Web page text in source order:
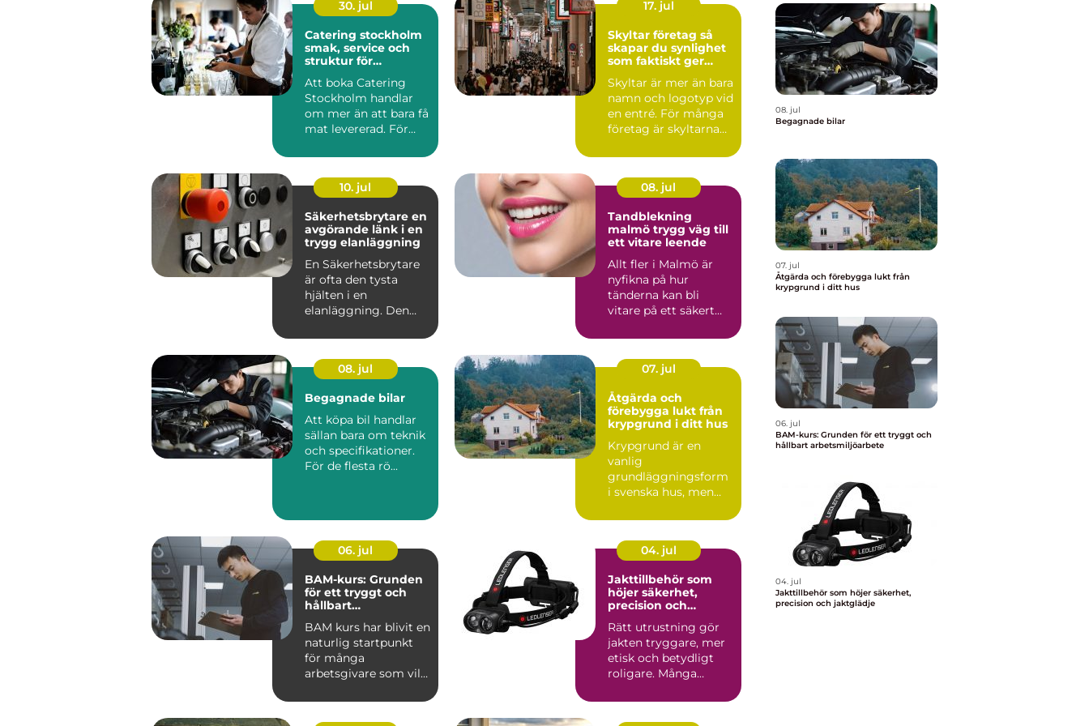
30. jul
Catering stockholm
smak, service och
struktur för
Att boka Catering
Stockholm handlar
om mer än att bara få
mat levererad. För
röda...
17. jul
Skyltar företag så
skapar du synlighet
som faktiskt ger
Skyltar är mer än bara
namn och logotyp vid
en entré. För många
företag är skyltarna
10. jul
Säkerhetsbrytare en
avgörande länk i en
trygg elanläggning
En Säkerhetsbrytare
är ofta den tysta
hjälten i en
elanläggning. Den
vardagen, men nä...
08. jul
Tandblekning
malmö trygg väg till
ett vitare leende
Allt fler i Malmö är
nyfikna på hur
tänderna kan bli
vitare på ett säkert
r...
08. jul
Begagnade bilar
Att köpa bil handlar
sällan bara om teknik
och specifikationer.
För de flesta rö...
07. jul
Åtgärda och
förebygga lukt från
krypgrund i ditt hus
Krypgrund är en
vanlig
grundläggningsform
i svenska hus, men
uts...
06. jul
BAM-kurs: Grunden
för ett tryggt och
hållbart
BAM kurs har blivit en
naturlig startpunkt
för många
arbetsgivare som vill
04. jul
Jakttillbehör som
höjer säkerhet,
precision och
Rätt utrustning gör
jakten tryggare, mer
etisk och betydligt
roligare. Många
vapen...
08. jul
Begagnade bilar
07. jul
Åtgärda och förebygga lukt från
krypgrund i ditt hus
06. jul
BAM-kurs: Grunden för ett tryggt och
hållbart arbetsmiljöarbete
04. jul
Jakttillbehör som höjer säkerhet,
precision och jaktglädje